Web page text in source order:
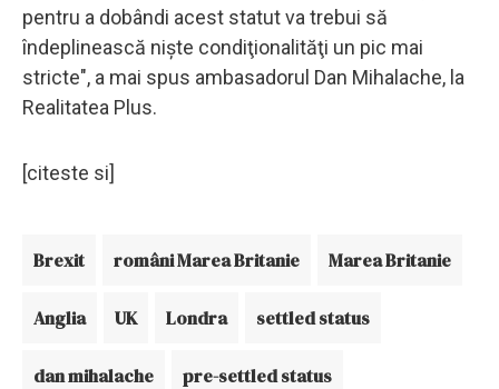
pentru a dobândi acest statut va trebui să
îndeplinească nişte condiţionalităţi un pic mai
stricte", a mai spus ambasadorul Dan Mihalache, la
Realitatea Plus.
[citeste si]
Brexit români Marea Britanie Marea Britanie
Anglia UK Londra settled status
dan mihalache pre-settled status